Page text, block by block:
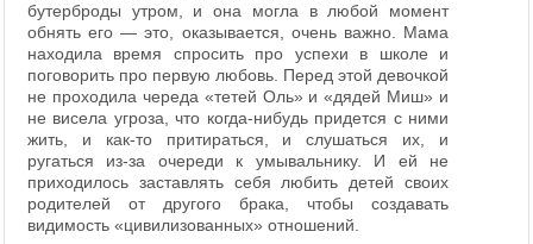
бутерброды утром, и она могла в любой момент
обнять его — это, оказывается, очень важно. Мама
находила время спросить про успехи в школе и
поговорить про первую любовь. Перед этой девочкой
не проходила череда «тетей Оль» и «дядей Миш» и
не висела угроза, что когда-нибудь придется с ними
жить, и как-то притираться, и слушаться их, и
ругаться из-за очереди к умывальнику. И ей не
приходилось заставлять себя любить детей своих
родителей от другого брака, чтобы создавать
видимость «цивилизованных» отношений.